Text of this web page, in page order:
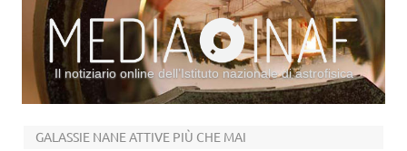
Il notiziario online dell’Istituto nazionale di astrofisica
GALASSIE NANE ATTIVE PIÙ CHE MAI